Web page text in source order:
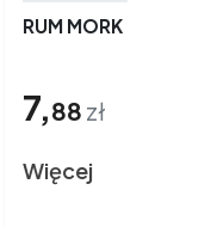
RUM MORK
7,88 zł
Więcej